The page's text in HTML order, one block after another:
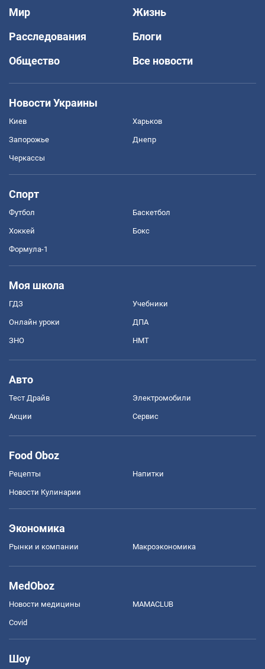
Мир
Жизнь
Расследования
Блоги
Общество
Все новости
Новости Украины
Киев Харьков
Запорожье Днепр
Черкассы
Спорт
Футбол Баскетбол
Хоккей Бокс
Формула-1
Моя школа
ГДЗ Учебники
Онлайн уроки ДПА
ЗНО НМТ
Авто
Тест Драйв Электромобили
Акции Сервис
Food Oboz
Рецепты Напитки
Новости Кулинарии
Экономика
Рынки и компании Mакроэкономика
MedOboz
Новости медицины MAMACLUB
Covid
Шоу